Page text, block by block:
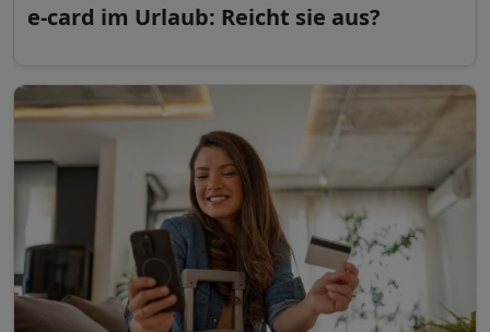
e-card im Urlaub: Reicht sie aus?